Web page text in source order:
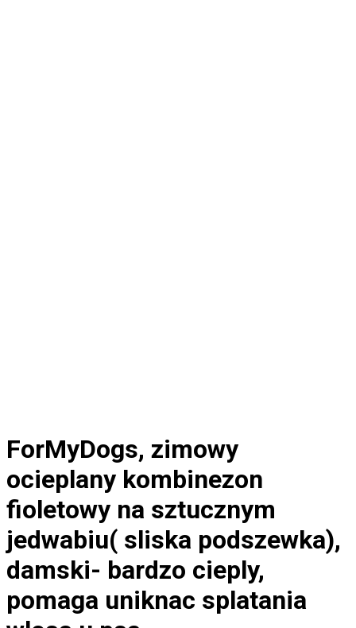
ForMyDogs, zimowy
ocieplany kombinezon
fioletowy na sztucznym
jedwabiu( sliska podszewka),
damski- bardzo cieply,
pomaga uniknac splatania